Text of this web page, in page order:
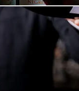
えながら厳選された
インで。当店自慢の
ワインも多数ご用
けるもよし、幅広い